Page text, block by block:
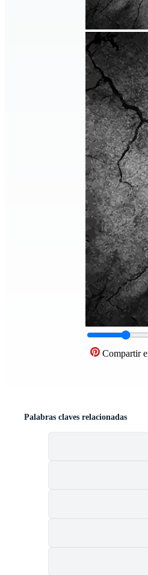
Compartir
Palabras claves relacionadas